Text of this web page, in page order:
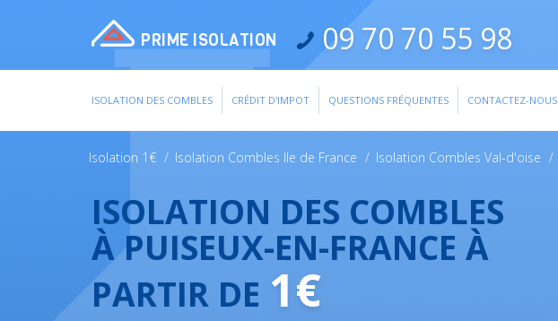
PRIME ISOLATION 09 70 70 55 98
ISOLATION DES COMBLES CRÉDIT D'IMPOT QUESTIONS FRÉQUENTES CONTACTEZ-NOUS
Isolation 1€ / Isolation Combles Ile de France / Isolation Combles Val-d'oise /
ISOLATION DES COMBLES
À PUISEUX-EN-FRANCE À
PARTIR DE 1€